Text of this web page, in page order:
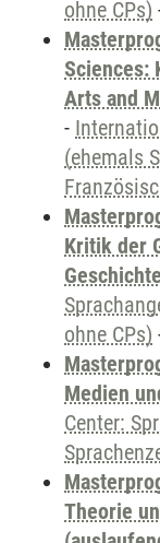
ohne CPs)
Sciences:
Arts and
-
(ehemals
Kritik der
Geschichte
ohne CPs)
Medien
Center:
Theorie